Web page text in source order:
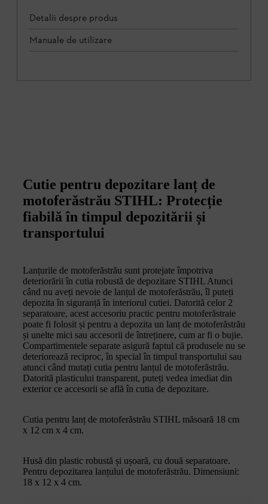
Detalii despre produs
Manuale de utilizare
Cutie pentru depozitare lanț de
motoferăstrău STIHL: Protecție
fiabilă în timpul depozitării și
transportului
Lanțurile de motoferăstrău sunt protejate împotriva
deteriorării în cutia robustă de depozitare STIHL Atunci
când nu aveți nevoie de lanțul de motoferăstrău, îl puteți
depozita în siguranță în interiorul cutiei. Datorită celor 2
separatoare, acest accesoriu practic pentru motoferăstraie
poate fi folosit și pentru a depozita un lanț de motoferăstrău
și unelte mici sau accesorii de întreținere, cum ar fi o bujie.
Compartimentele separate asigură faptul că produsele nu se
deteriorează reciproc, în special în timpul transportului sau
atunci când mutați cutia pentru lanțul de motoferăstrău.
Datorită plasticului transparent, puteți vedea imediat din
exterior ce accesorii se află în cutia de depozitare.
Cutia pentru lanț de motoferăstrău STIHL măsoară 18 cm
x 12 cm x 4 cm.
Husă din plastic robustă și ușoară, cu două separatoare.
Pentru depozitarea lanțului de motoferăstrău. Dimensiuni:
18 x 12 x 4 cm.